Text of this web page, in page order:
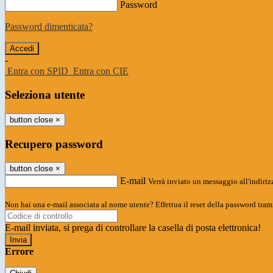
Password
Password dimenticata?
-
Entra con SPID Entra con CIE
Seleziona utente
button close ×
Recupero password
button close ×
E-mail Verrà inviato un messaggio
Non hai una e-mail associata al nome utente? Effettua il reset della password
E-mail inviata, si prega di controllare la casella di posta elettronica!
Errore